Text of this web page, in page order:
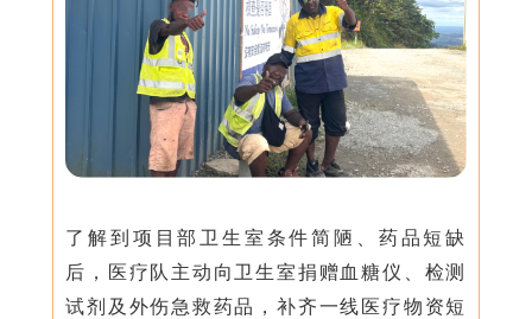
了解到项目部卫生室条件简陋、药品短缺
后，医疗队主动向卫生室捐赠血糖仪、检测
试剂及外伤急救药品，补齐一线医疗物资短